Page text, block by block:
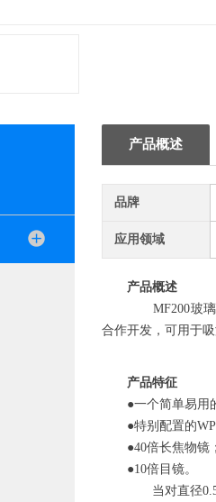
产品概述
品牌
应用领域
产品概述
MF200玻璃
合作开发，可用于
产品特征
●一个简单易用
●特别配置的
●40倍长焦物镜；
●10倍目镜。
当对直径